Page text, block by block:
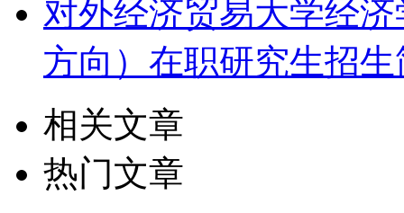
对外经济贸易大学经
方向）在职研究生招生
相关文章
热门文章